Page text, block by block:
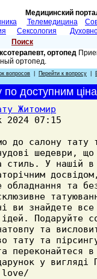
Медицинский
Телемедицина
Сексология
Поиск
ортопед
ортопед.
вопросов Перейти к вопросу
по доступним
Житомир
07:15
до салону тату
шедеври, що
стиль. У нашій в
обладнання та
ви знайдете
ідей. Подаруйте
та
тату та
переконайтеся
у вигляді